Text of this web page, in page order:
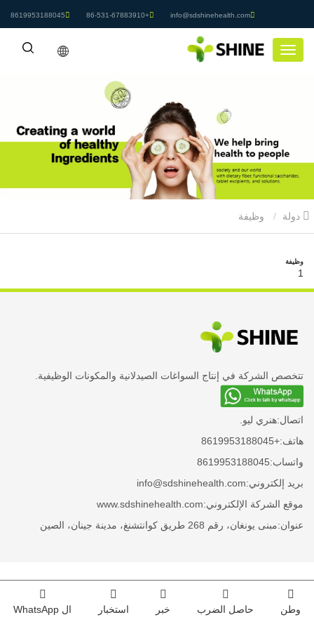
info@sdshinehealth.com
+86-531-67883910
8619953188045
وظيفة
1
تتخصص الشركة في إنتاج السواغات الصيدلانية والمكونات الوظيفية.
اتصال:هنري ليو.
هاتف:+8619953188045
واتساب:8619953188045
بريد إلكتروني:info@sdshinehealth.com
موقع الشركة الإلكتروني:www.sdshinehealth.com
عنوان:مبنى يونغان، رقم 268 طريق كوانتشنغ، مدينة جينان، الصين
وطن حاصل الضرب خبر استخبار ال WhatsApp